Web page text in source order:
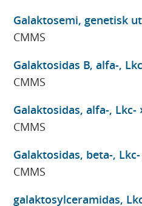
Galaktosemi, genetisk
CMMS
Galaktosidas B, alfa-,
CMMS
Galaktosidas, alfa-, Lkc-
CMMS
Galaktosidas, beta-, Lkc-
CMMS
galaktosylceramidas,